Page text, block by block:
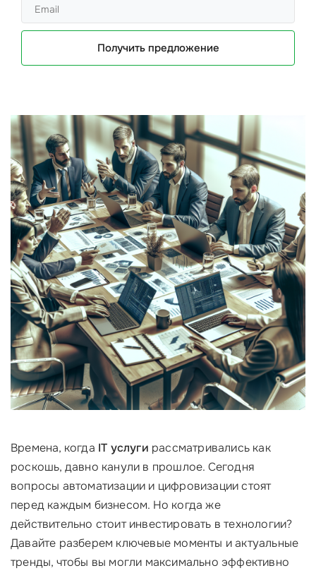
Получить предложение
Времена, когда IT услуги рассматривались как
роскошь, давно канули в прошлое. Сегодня
вопросы автоматизации и цифровизации стоят
перед каждым бизнесом. Но когда же
действительно стоит инвестировать в технологии?
Давайте разберем ключевые моменты и актуальные
тренды, чтобы вы могли максимально эффективно